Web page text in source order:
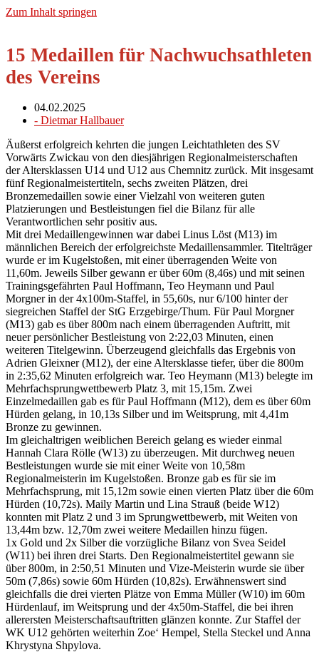
Zum Inhalt springen
15 Medaillen für Nachwuchsathleten
des Vereins
04.02.2025
- Dietmar Hallbauer
Äußerst erfolgreich kehrten die jungen Leichtathleten des SV
Vorwärts Zwickau von den diesjährigen Regionalmeisterschaften
der Altersklassen U14 und U12 aus Chemnitz zurück. Mit insgesamt
fünf Regionalmeistertiteln, sechs zweiten Plätzen, drei
Bronzemedaillen sowie einer Vielzahl von weiteren guten
Platzierungen und Bestleistungen fiel die Bilanz für alle
Verantwortlichen sehr positiv aus.
Mit drei Medaillengewinnen war dabei Linus Löst (M13) im
männlichen Bereich der erfolgreichste Medaillensammler. Titelträger
wurde er im Kugelstoßen, mit einer überragenden Weite von
11,60m. Jeweils Silber gewann er über 60m (8,46s) und mit seinen
Trainingsgefährten Paul Hoffmann, Teo Heymann und Paul
Morgner in der 4x100m-Staffel, in 55,60s, nur 6/100 hinter der
siegreichen Staffel der StG Erzgebirge/Thum. Für Paul Morgner
(M13) gab es über 800m nach einem überragenden Auftritt, mit
neuer persönlicher Bestleistung von 2:22,03 Minuten, einen
weiteren Titelgewinn. Überzeugend gleichfalls das Ergebnis von
Adrien Gleixner (M12), der eine Altersklasse tiefer, über die 800m
in 2:35,62 Minuten erfolgreich war. Teo Heymann (M13) belegte im
Mehrfachsprungwettbewerb Platz 3, mit 15,15m. Zwei
Einzelmedaillen gab es für Paul Hoffmann (M12), dem es über 60m
Hürden gelang, in 10,13s Silber und im Weitsprung, mit 4,41m
Bronze zu gewinnen.
Im gleichaltrigen weiblichen Bereich gelang es wieder einmal
Hannah Clara Rölle (W13) zu überzeugen. Mit durchweg neuen
Bestleistungen wurde sie mit einer Weite von 10,58m
Regionalmeisterin im Kugelstoßen. Bronze gab es für sie im
Mehrfachsprung, mit 15,12m sowie einen vierten Platz über die 60m
Hürden (10,72s). Maily Martin und Lina Strauß (beide W12)
konnten mit Platz 2 und 3 im Sprungwettbewerb, mit Weiten von
13,44m bzw. 12,70m zwei weitere Medaillen hinzu fügen.
1x Gold und 2x Silber die vorzügliche Bilanz von Svea Seidel
(W11) bei ihren drei Starts. Den Regionalmeistertitel gewann sie
über 800m, in 2:50,51 Minuten und Vize-Meisterin wurde sie über
50m (7,86s) sowie 60m Hürden (10,82s). Erwähnenswert sind
gleichfalls die drei vierten Plätze von Emma Müller (W10) im 60m
Hürdenlauf, im Weitsprung und der 4x50m-Staffel, die bei ihren
allerersten Meisterschaftsauftritten glänzen konnte. Zur Staffel der
WK U12 gehörten weiterhin Zoe‘ Hempel, Stella Steckel und Anna
Khrystyna Shpylova.